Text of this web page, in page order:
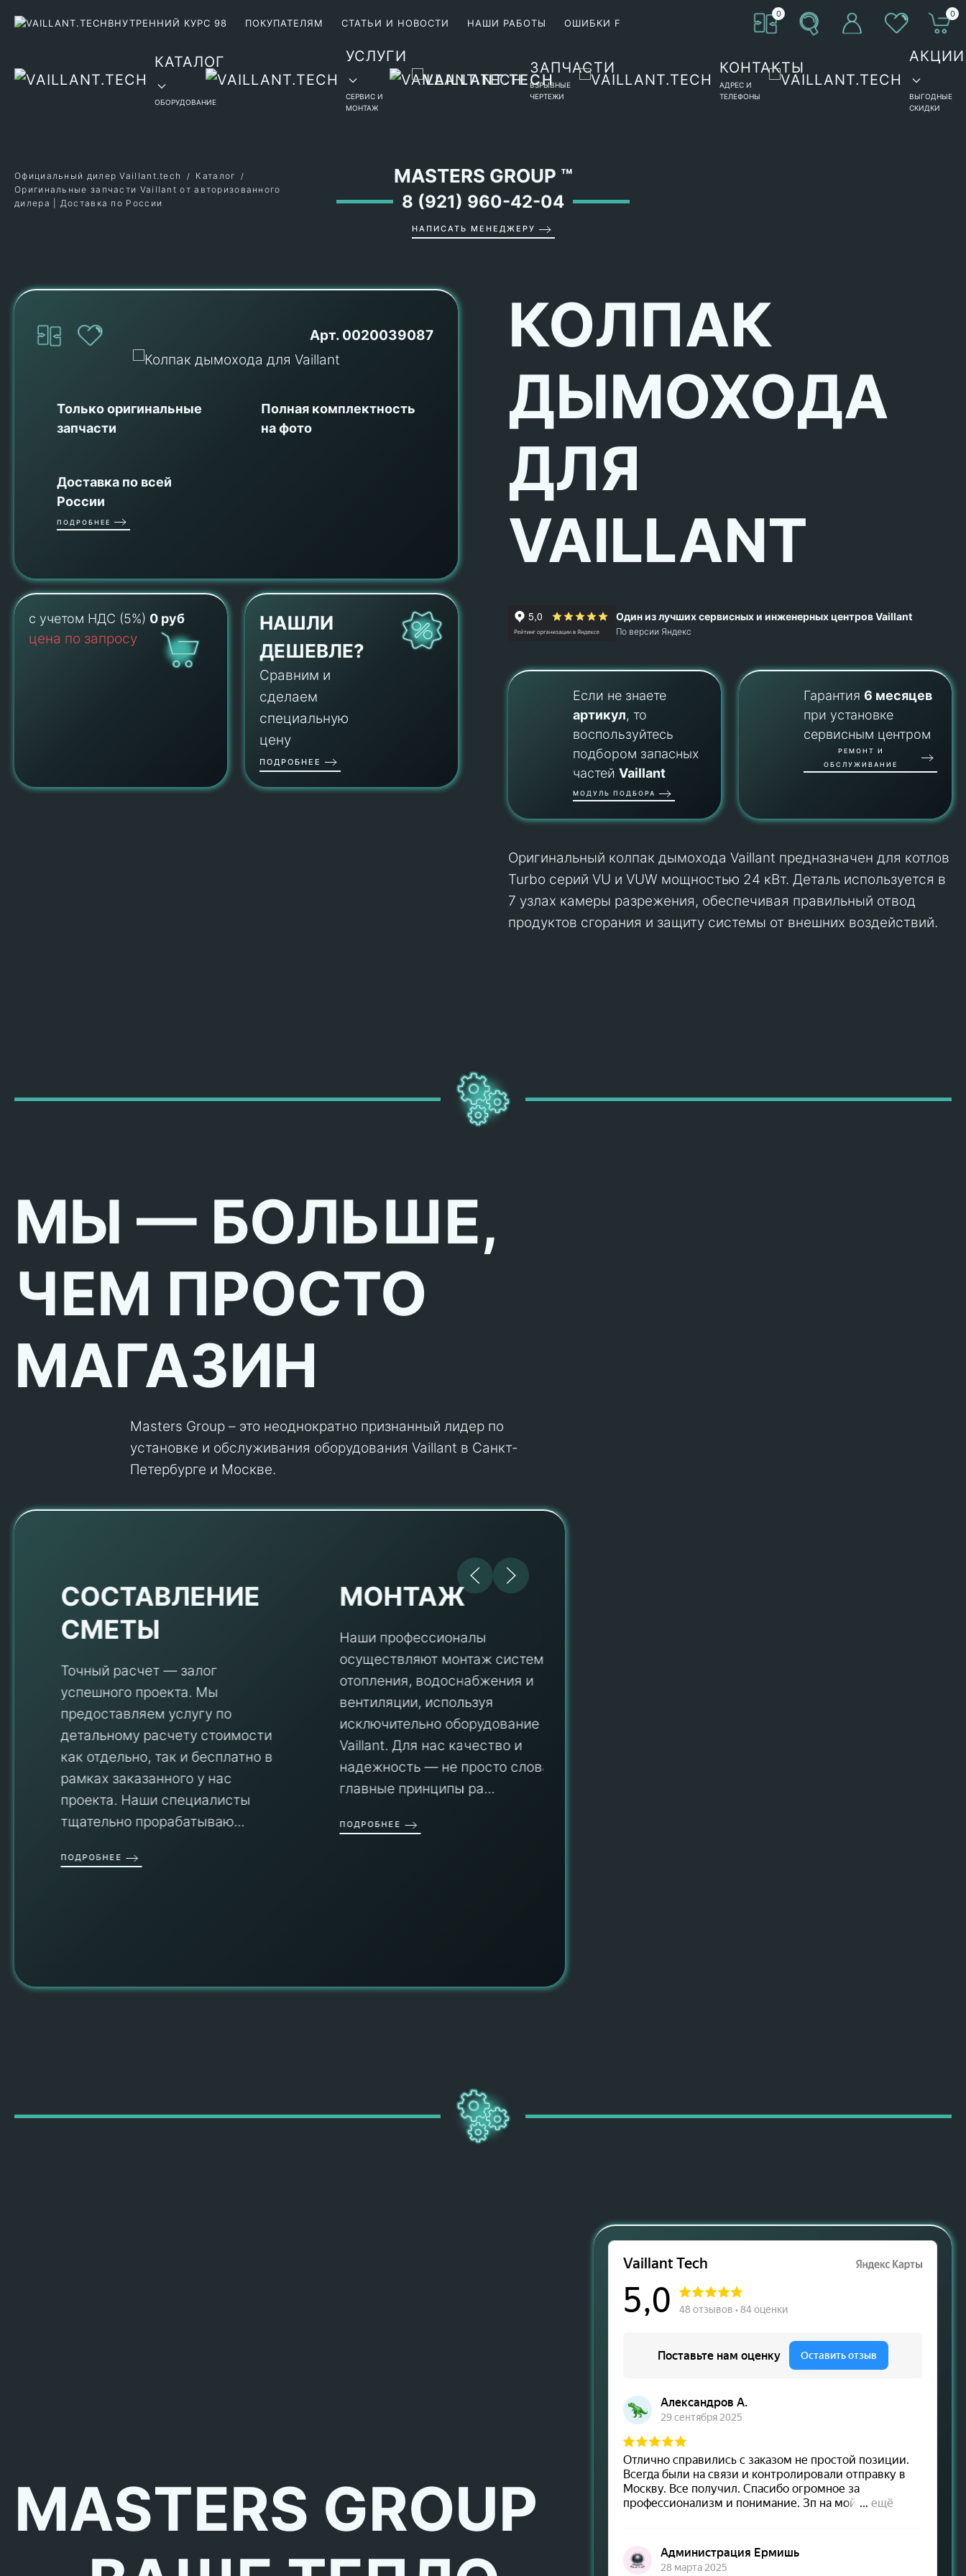
ВНУТРЕННИЙ КУРС 98 ПОКУПАТЕЛЯМ СТАТЬИ И НОВОСТИ НАШИ РАБОТЫ ОШИБКИ F
0 0
КАТАЛОГ
ОБОРУДОВАНИЕ
УСЛУГИ
СЕРВИС И
МОНТАЖ
ЗАПЧАСТИ
ВЗРЫВНЫЕ
ЧЕРТЕЖИ
КОНТАКТЫ
АДРЕС И
ТЕЛЕФОНЫ
АКЦИИ
ВЫГОДНЫЕ
СКИДКИ
MASTERS GROUP ™
8 (921) 960-42-04
НАПИСАТЬ МЕНЕДЖЕРУ
Официальный дилер Vaillant.tech
Каталог
Оригинальные запчасти Vaillant от авторизованного
дилера | Доставка по России
Арт. 0020039087
Только оригинальные
запчасти
Полная комплектность
на фото
Доставка по всей
России
ПОДРОБНЕЕ
с учетом НДС (5%) 0 руб
цена по запросу
НАШЛИ
ДЕШЕВЛЕ?
Сравним и
сделаем
специальную
цену
ПОДРОБНЕЕ
КОЛПАК
ДЫМОХОДА
ДЛЯ
VAILLANT
Один из лучших сервисных и инженерных центров Vaillant
По версии Яндекс
Если не знаете
артикул, то
воспользуйтесь
подбором запасных
частейVaillant
МОДУЛЬ ПОДБОРА
Гарантия6 месяцев
при установке
сервисным центром
РЕМОНТ И
ОБСЛУЖИВАНИЕ
Оригинальный колпак дымохода Vaillant предназначен для котлов
Turbo серий VU и VUW мощностью 24 кВт. Деталь используется в
7 узлах камеры разрежения, обеспечивая правильный отвод
продуктов сгорания и защиту системы от внешних воздействий.
МЫ — БОЛЬШЕ,
ЧЕМ ПРОСТО
МАГАЗИН
Masters Group – это неоднократно признанный лидер по
установке и обслуживания оборудования Vaillant в Санкт-
Петербурге и Москве.
СОСТАВЛЕНИЕ
СМЕТЫ
Точный расчет — залог
успешного проекта. Мы
предоставляем услугу по
детальному расчету стоимости
как отдельно, так и бесплатно в
рамках заказанного у нас
проекта. Наши специалисты
тщательно прорабатываю...
ПОДРОБНЕЕ
МОНТАЖ
Наши профессионалы
осуществляют монтаж систем
отопления, водоснабжения и
вентиляции, используя
исключительно оборудование
Vaillant. Для нас качество и
надежность — не просто слова, а
главные принципы ра...
ПОДРОБНЕЕ
MASTERS GROUP